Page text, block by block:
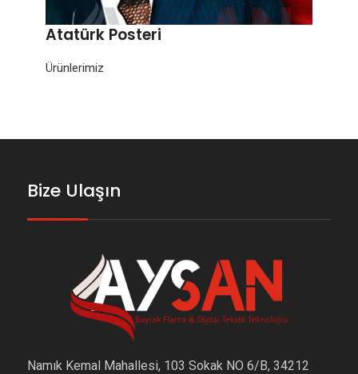
Atatürk Posteri
Ürünlerimiz
Bize Ulaşın
Namık Kemal Mahallesi, 103 Sokak NO 6/B, 34212